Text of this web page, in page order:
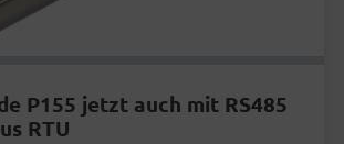
P155 jetzt auch mit RS485
RTU